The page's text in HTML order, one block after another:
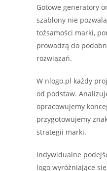
Gotowe generatory
szablony nie
tożsamości marki,
prowadzą do
rozwiązań.
W nlogo.pl każdy
od podstaw.
opracowujemy
przygotowujemy
strategii marki.
Indywidualne
logo wyróżniające